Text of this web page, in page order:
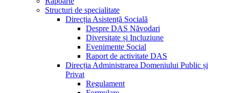
Structuri de specialitate
Direcția Asistență Socială
Despre DAS Năvodari
Diversitate și Incluziune
Evenimente Social
Raport de activitate DAS
Direcția Administrarea Domeniului Public și
Privat
Regulament